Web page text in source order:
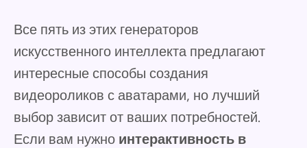
Все пять из этих генераторов
искусственного интеллекта предлагают
интересные способы создания
видеороликов с аватарами, но лучший
выбор зависит от ваших потребностей.
Если вам нужно интерактивность в